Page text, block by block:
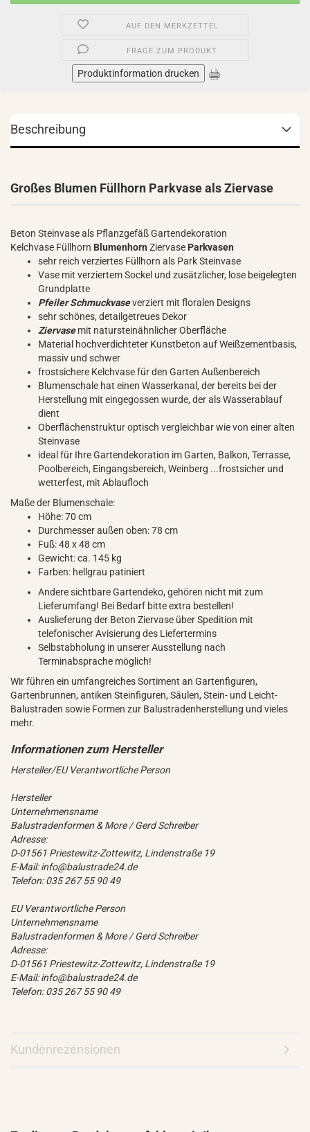
AUF DEN MERKZETTEL
FRAGE ZUM PRODUKT
Produktinformation drucken
Beschreibung
Großes Blumen Füllhorn Parkvase als Ziervase
Beton Steinvase als Pflanzgefäß Gartendekoration
Kelchvase Füllhorn Blumenhorn Ziervase Parkvasen
sehr reich verziertes Füllhorn als Park Steinvase
Vase mit verziertem Sockel und zusätzlicher, lose beigelegten
Grundplatte
Pfeiler Schmuckvaseverziert mit floralen Designs
sehr schönes, detailgetreues Dekor
Ziervasemit natursteinähnlicher Oberfläche
Material hochverdichteter Kunstbeton auf Weißzementbasis,
massiv und schwer
frostsichere Kelchvase für den Garten Außenbereich
Blumenschale hat einen Wasserkanal, der bereits bei der
Herstellung mit eingegossen wurde, der als Wasserablauf
dient
Oberflächenstruktur optisch vergleichbar wie von einer alten
Steinvase
ideal für Ihre Gartendekoration im Garten, Balkon, Terrasse,
Poolbereich, Eingangsbereich, Weinberg ...frostsicher und
wetterfest, mit Ablaufloch
Maße der Blumenschale:
Höhe: 70 cm
Durchmesser außen oben: 78 cm
Fuß: 48 x 48 cm
Gewicht: ca. 145 kg
Farben: hellgrau patiniert
Andere sichtbare Gartendeko, gehören nicht mit zum
Lieferumfang! Bei Bedarf bitte extra bestellen!
Auslieferung der Beton Ziervase über Spedition mit
telefonischer Avisierung des Liefertermins
Selbstabholung in unserer Ausstellung nach
Terminabsprache möglich!
Wir führen ein umfangreiches Sortiment an Gartenfiguren,
Gartenbrunnen, antiken Steinfiguren, Säulen, Stein- und Leicht-
Balustraden sowie Formen zur Balustradenherstellung und vieles
mehr.
Hersteller/EU Verantwortliche Person
Hersteller
Unternehmensname
Balustradenformen & More / Gerd Schreiber
Adresse:
D-01561 Priestewitz-Zottewitz, Lindenstraße 19
E-Mail: info@balustrade24.de
Telefon: 035 267 55 90 49
EU Verantwortliche Person
Unternehmensname
Balustradenformen & More / Gerd Schreiber
Adresse:
D-01561 Priestewitz-Zottewitz, Lindenstraße 19
E-Mail: info@balustrade24.de
Telefon: 035 267 55 90 49
Kundenrezensionen